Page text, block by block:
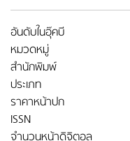
อันดับในอุ๊คบี
หมวดหมู่
สำนักพิมพ์
ประเภท
ราคาหน้าปก
ISSN